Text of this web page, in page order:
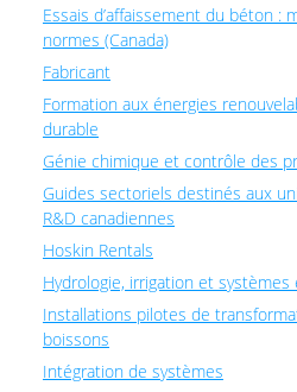
Essais d’affaissement du béton
normes (Canada)
Fabricant
Formation aux énergies
durable
Génie chimique et contrôle des
Guides sectoriels destinés aux
R&D canadiennes
Hoskin Rentals
Hydrologie, irrigation et
Installations pilotes de
boissons
Intégration de systèmes